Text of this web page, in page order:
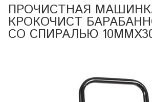
ПРОЧИСТНАЯ
КРОКОЧИСТ
СО СПИРАЛЬЮ